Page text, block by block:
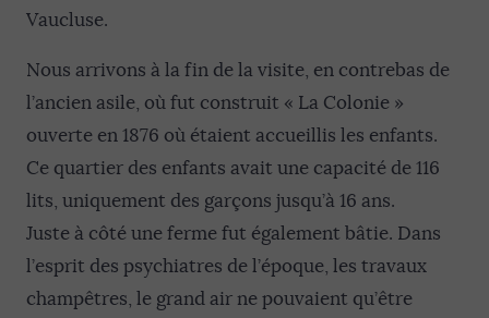
Vaucluse.
Nous arrivons à la fin de la visite, en contrebas de
l’ancien asile, où fut construit « La Colonie »
ouverte en 1876 où étaient accueillis les enfants.
Ce quartier des enfants avait une capacité de 116
lits, uniquement des garçons jusqu’à 16 ans.
Juste à côté une ferme fut également bâtie. Dans
l’esprit des psychiatres de l’époque, les travaux
champêtres, le grand air ne pouvaient qu’être